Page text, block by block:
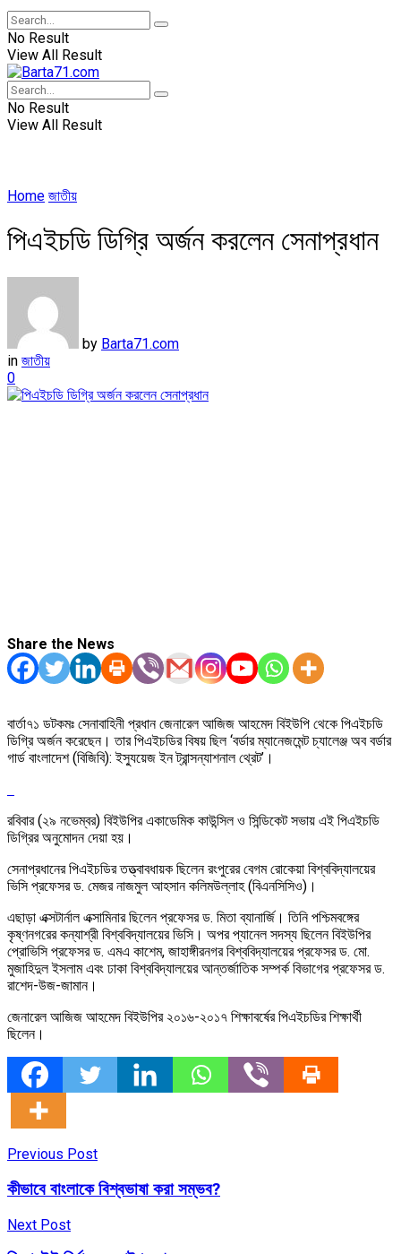
No Result
View All Result
No Result
View All Result
Home জাতীয়
পিএইচডি ডিগ্রি অর্জন করলেন সেনাপ্রধান
by Barta71.com
in জাতীয়
0
Share the News
বার্তা৭১ ডটকমঃ সেনাবাহিনী প্রধান জেনারেল আজিজ আহমেদ বিইউপি থেকে পিএইচডি
ডিগ্রি অর্জন করেছেন। তার পিএইচডির বিষয় ছিল ‘বর্ডার ম্যানেজমেন্ট চ্যালেঞ্জ অব বর্ডার
গার্ড বাংলাদেশ (বিজিবি): ইস্যুয়েজ ইন ট্রান্সন্যাশনাল থ্রেট’।
রবিবার (২৯ নভেম্বর) বিইউপির একাডেমিক কাউন্সিল ও সিন্ডিকেট সভায় এই পিএইচডি
ডিগ্রির অনুমোদন দেয়া হয়।
সেনাপ্রধানের পিএইচডির তত্ত্বাবধায়ক ছিলেন রংপুরের বেগম রোকেয়া বিশ্ববিদ্যালয়ের
ভিসি প্রফেসর ড. মেজর নাজমুল আহসান কলিমউল্লাহ (বিএনসিসিও)।
এছাড়া এক্সটার্নাল এক্সামিনার ছিলেন প্রফেসর ড. মিতা ব্যানার্জি। তিনি পশ্চিমবঙ্গের
কৃষ্ণনগরের কন্যাশ্রী বিশ্ববিদ্যালয়ের ভিসি। অপর প্যানেল সদস্য ছিলেন বিইউপির
প্রোভিসি প্রফেসর ড. এমএ কাশেম, জাহাঙ্গীরনগর বিশ্ববিদ্যালয়ের প্রফেসর ড. মো.
মুজাহিদুল ইসলাম এবং ঢাকা বিশ্ববিদ্যালয়ের আন্তর্জাতিক সম্পর্ক বিভাগের প্রফেসর ড.
রাশেদ-উজ-জামান।
জেনারেল আজিজ আহমেদ বিইউপির ২০১৬-২০১৭ শিক্ষাবর্ষের পিএইচডির শিক্ষার্থী
ছিলেন।
Previous Post
কীভাবে বাংলাকে বিশ্বভাষা করা সম্ভব?
Next Post